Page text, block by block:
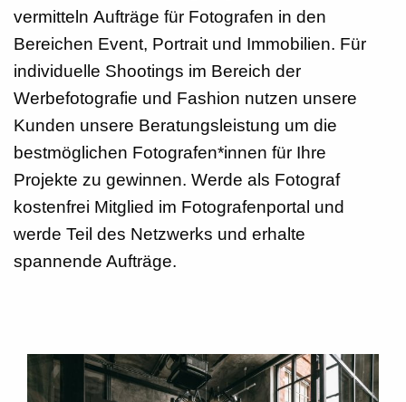
vermitteln Aufträge für Fotografen in den
Bereichen Event, Portrait und Immobilien. Für
individuelle Shootings im Bereich der
Werbefotografie und Fashion nutzen unsere
Kunden unsere Beratungsleistung um die
bestmöglichen Fotografen*innen für Ihre
Projekte zu gewinnen. Werde als Fotograf
kostenfrei Mitglied im Fotografenportal und
werde Teil des Netzwerks und erhalte
spannende Aufträge.